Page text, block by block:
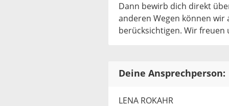
Dann bewirb dich direkt
anderen Wegen können
berücksichtigen. Wir freuen
Deine Ansprechperson:
LENA ROKAHR